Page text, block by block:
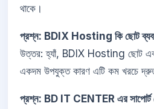
থাকে।
প্রশ্ন: BDIX Hosting কি ছোট
উত্তর: হ্যাঁ, BDIX Hosting ছোট এবং
একদম উপযুক্ত কারণ এটি কম খরচে
প্রশ্ন: BD IT CENTER এর সাপোর্ট